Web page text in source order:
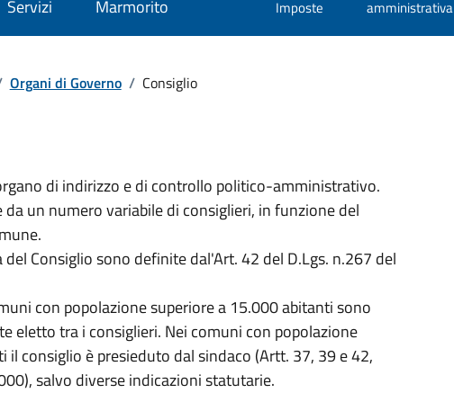
Servizi
Marmorito
Imposte
amministrativa
Organi di Governo / Consiglio
di indirizzo e di controllo politico-amministrativo.
da un numero variabile di consiglieri, in funzione del
Consiglio sono definite dal'Art. 42 del D.Lgs. n.267 del
con popolazione superiore a 15.000 abitanti sono
eletto tra i consiglieri. Nei comuni con popolazione
consiglio è presieduto dal sindaco (Artt. 37, 39 e 42,
salvo diverse indicazioni statutarie.